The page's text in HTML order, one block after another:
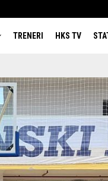
TRENERI HKS TV